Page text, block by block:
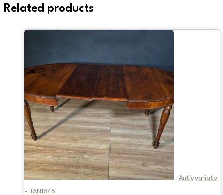
Related products
Antiquariato
- TAN1845